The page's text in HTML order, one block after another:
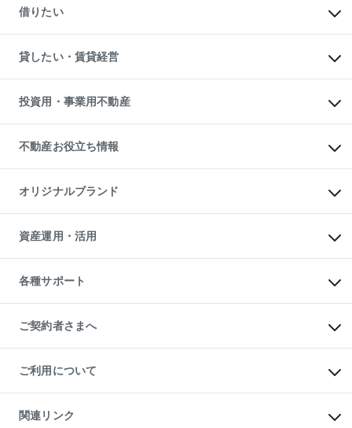
中古一戸建ての購入
不動産購入の流れ
注目キーワード物件特集
購入ガイド
English 繁体中文簡体中文
一戸建ての売却・査定
土地の売却・査定
スピードAI査定
不動産査定について
不動産売却の流れ
不動産買換えの流れ
売却ガイド
借りたい
オフィス・店舗の賃貸
借りるときの流れ
借りるガイド
貸したい・賃貸経営
マンション賃料データ
賃貸管理プラン
リロケーションについて
貸すガイド
投資用・事業用不動産
事業用不動産
マンション投資
投資用マンション
アパート経営
収益物件
ビル購入（ビル一棟）
投資用不動産の売却査定
事業用不動産の売却査定
不動産お役立ち情報
マンションライブラリー
人気マンションランキング
暮らしに役立つ不動産メディア
不動産相場・不動産価格情報
不動産コラム・ニュース
不動産用語集
不動産なんでもネット相談室
住まいの税金
オリジナルブランド
一棟リノベーションマンション
L`GENTE（ルジェンテ）
区分リノベーションマンション
投資用一棟レジデンスWELL
不動産小口投資
LEGACIA（レガシア）
資産運用・活用
不動産M&A
アセットマネジメント・出資
各種サポート
相続サポート
リフォームサポート
ご契約者さまへ
ご紹介・再契約特典
入居者様専用-各種ご案内（賃貸）
東急こすもす会「こすもすWeb」
ご利用について
金融商品取引について
東急リバブル ソーシャルメディアポリシー
関連リンク